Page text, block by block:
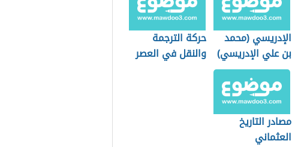
الإدريسي (محمد
بن علي الإدريسي)
حركة الترجمة
والنقل في العصر
مصادر التاريخ
العثماني